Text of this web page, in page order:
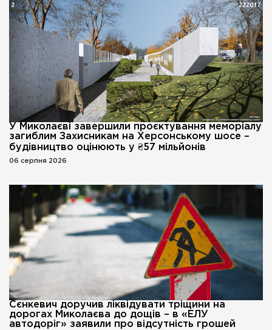
У Миколаєві завершили проєктування меморіалу
загиблим Захисникам на Херсонському шосе –
будівництво оцінюють у ₴57 мільйонів
06 серпня 2026
Сєнкевич доручив ліквідувати тріщини на
дорогах Миколаєва до дощів – в «ЕЛУ
автодоріг» заявили про відсутність грошей